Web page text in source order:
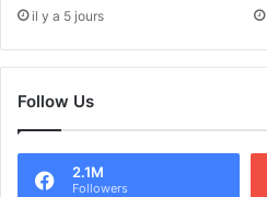
il y a 5 jours
Follow Us
2.1M
Followers